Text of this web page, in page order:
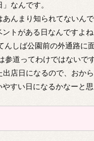
なんです。
んまり知られてないん
トがある日なんですよね
しば公園前の外通路に
道ってわけではないで
店日になるので、おか
すい日になるかなーと思